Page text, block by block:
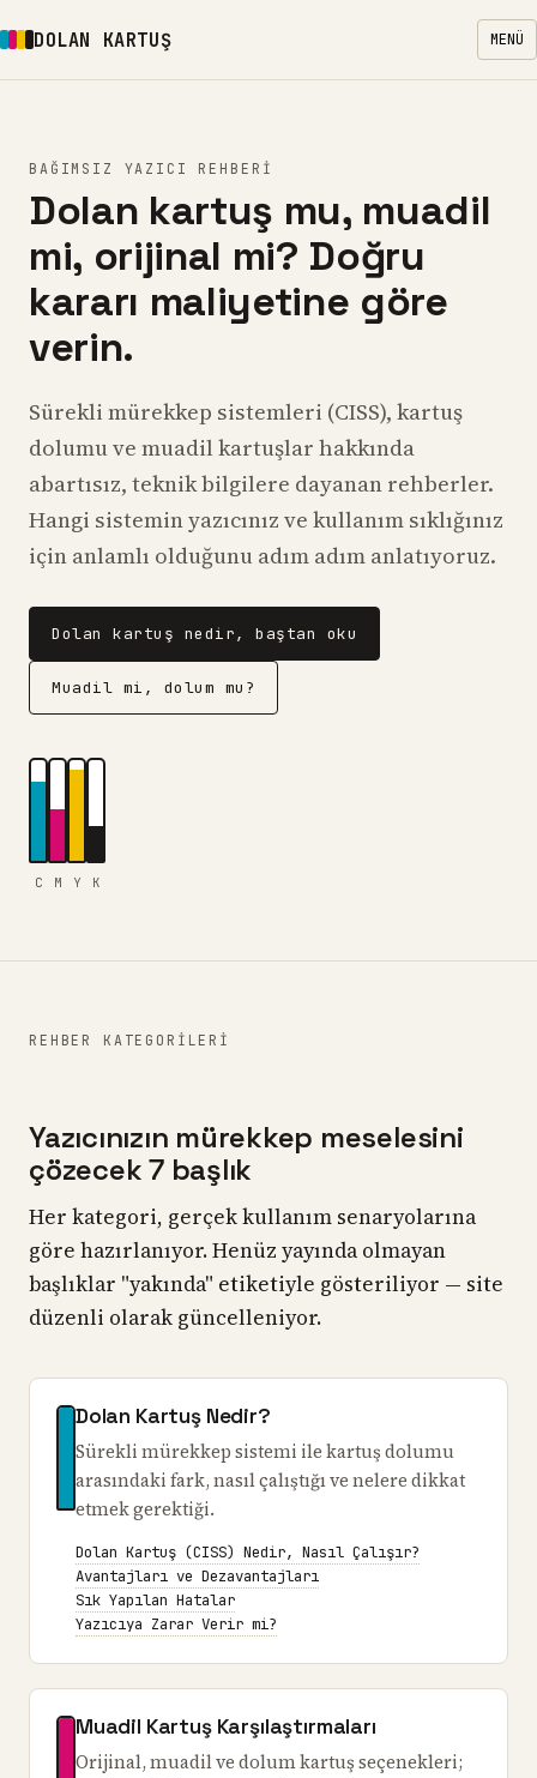
DOLAN KARTUŞ MENÜ
BAĞIMSIZ YAZICI REHBERI
Dolan kartuş mu, muadil
mi, orijinal mi? Doğru
kararı maliyetine göre
verin.
Sürekli mürekkep sistemleri (CISS), kartuş
dolumu ve muadil kartuşlar hakkında
abartısız, teknik bilgilere dayanan rehberler.
Hangi sistemin yazıcınız ve kullanım sıklığınız
için anlamlı olduğunu adım adım anlatıyoruz.
Dolan kartuş nedir, baştan oku
Muadil mi, dolum mu?
C M Y K
REHBER KATEGORILERI
Yazıcınızın mürekkep meselesini
çözecek 7 başlık
Her kategori, gerçek kullanım senaryolarına
göre hazırlanıyor. Henüz yayında olmayan
başlıklar "yakında" etiketiyle gösteriliyor — site
düzenli olarak güncelleniyor.
Dolan Kartuş Nedir?
Sürekli mürekkep sistemi ile kartuş dolumu
arasındaki fark, nasıl çalıştığı ve nelere dikkat
etmek gerektiği.
Dolan Kartuş (CISS) Nedir, Nasıl Çalışır?
Avantajları ve Dezavantajları
Sık Yapılan Hatalar
Yazıcıya Zarar Verir mi?
Muadil Kartuş Karşılaştırmaları
Orijinal, muadil ve dolum kartuş seçenekleri;